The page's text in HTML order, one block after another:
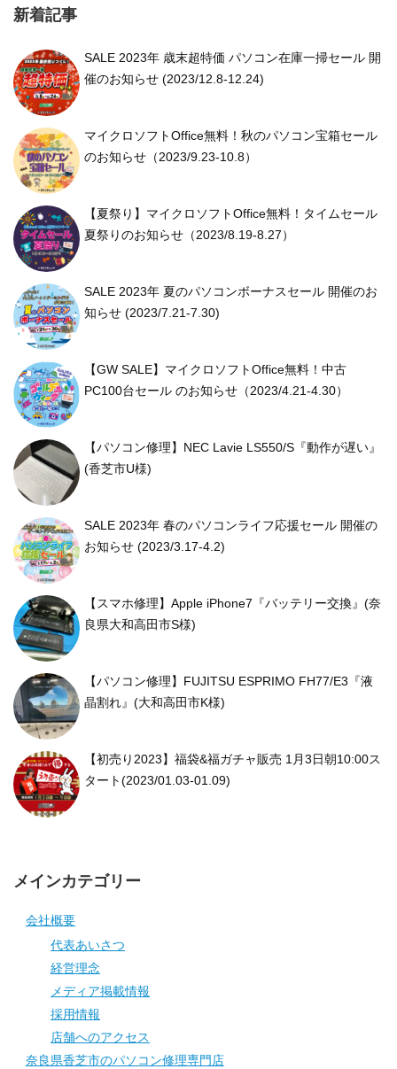
新着記事
SALE 2023年 歳末超特価 パソコン在庫一掃セール 開
催のお知らせ (2023/12.8-12.24)
マイクロソフトOffice無料！秋のパソコン宝箱セール
のお知らせ（2023/9.23-10.8）
【夏祭り】マイクロソフトOffice無料！タイムセール
夏祭りのお知らせ（2023/8.19-8.27）
SALE 2023年 夏のパソコンボーナスセール 開催のお
知らせ (2023/7.21-7.30)
【GW SALE】マイクロソフトOffice無料！中古
PC100台セール のお知らせ（2023/4.21-4.30）
【パソコン修理】NEC Lavie LS550/S『動作が遅い』
(香芝市U様)
SALE 2023年 春のパソコンライフ応援セール 開催の
お知らせ (2023/3.17-4.2)
【スマホ修理】Apple iPhone7『バッテリー交換』(奈
良県大和高田市S様)
【パソコン修理】FUJITSU ESPRIMO FH77/E3『液
晶割れ』(大和高田市K様)
【初売り2023】福袋&福ガチャ販売 1月3日朝10:00ス
タート(2023/01.03-01.09)
メインカテゴリー
会社概要
代表あいさつ
経営理念
メディア掲載情報
採用情報
店舗へのアクセス
奈良県香芝市のパソコン修理専門店